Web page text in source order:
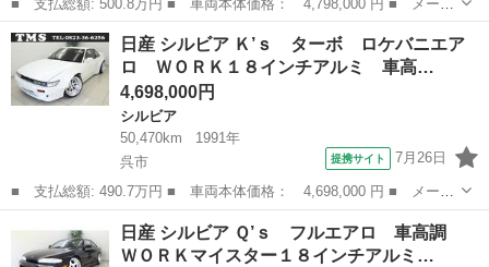
■ 支払総額: 500.8万円 ■ 車両本体価格： 4,798,000 円 ■ メーカ
ー名： 日産 ■ 車種名： シルビア ■ グレード名： サンルー
フ 角目ライト ロケバニエアロ トラスト前置きインタークーラ
ー ＨＫＳ...
広島 呉市 シルビア
日産 シルビア Ｋ’ｓ ターボ ロケバニエア
ロ ＷＯＲＫ１８インチアルミ 車高…
4,698,000円
シルビア
50,470km
1991年
呉市
提携サイト 7月26日
■ 支払総額: 490.7万円 ■ 車両本体価格： 4,698,000 円 ■ メーカ
ー名： 日産 ■ 車種名： シルビア ■ グレード名： Ｋ’ｓ ター
ボ ロケバニエアロ ＷＯＲＫ１８インチアルミ 車高調 ６点ロー
ルバー...
シルビア
日産 シルビア Ｑ’ｓ フルエアロ 車高調
ＷＯＲＫマイスター１８インチアルミ…